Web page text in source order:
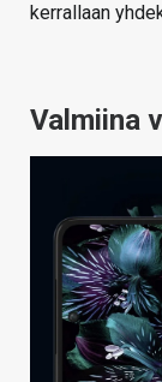
kerrallaan
Valmiina